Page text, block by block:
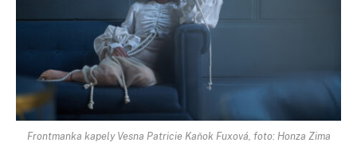
Frontmanka kapely Vesna Patricie Kaňok Fuxová, foto: Honza Zima